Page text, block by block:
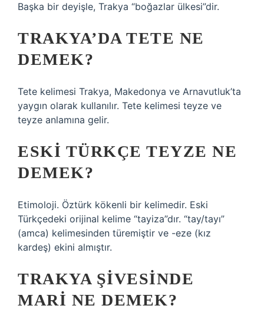
Başka bir deyişle, Trakya “boğazlar ülkesi”dir.
TRAKYA’DA TETE NE
DEMEK?
Tete kelimesi Trakya, Makedonya ve Arnavutluk’ta
yaygın olarak kullanılır. Tete kelimesi teyze ve
teyze anlamına gelir.
ESKI TÜRKÇE TEYZE NE
DEMEK?
Etimoloji. Öztürk kökenli bir kelimedir. Eski
Türkçedeki orijinal kelime “tayiza”dır. “tay/tayı”
(amca) kelimesinden türemiştir ve -eze (kız
kardeş) ekini almıştır.
TRAKYA ŞIVESINDE
MARI NE DEMEK?